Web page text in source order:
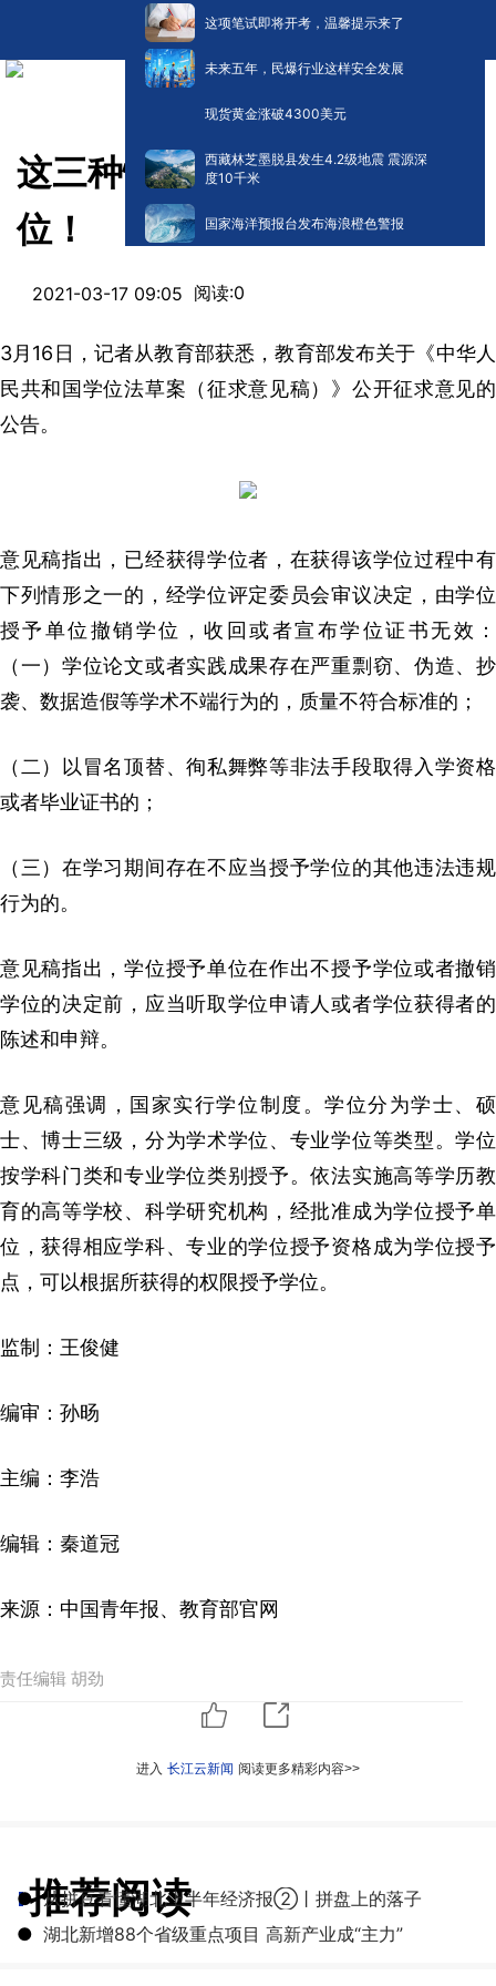
这项笔试即将开考，温馨提示来了
未来五年，民爆行业这样安全发展
现货黄金涨破4300美元
西藏林芝墨脱县发生4.2级地震 震源深
度10千米
国家海洋预报台发布海浪橙色警报
这三种情形，或将被撤销学
位！
2021-03-17 09:05 阅读:0
3月16日，记者从教育部获悉，教育部发布关于《中华人
民共和国学位法草案（征求意见稿）》公开征求意见的
公告。
意见稿指出，已经获得学位者，在获得该学位过程中有
下列情形之一的，经学位评定委员会审议决定，由学位
授予单位撤销学位，收回或者宣布学位证书无效：
（一）学位论文或者实践成果存在严重剽窃、伪造、抄
袭、数据造假等学术不端行为的，质量不符合标准的；
（二）以冒名顶替、徇私舞弊等非法手段取得入学资格
或者毕业证书的；
（三）在学习期间存在不应当授予学位的其他违法违规
行为的。
意见稿指出，学位授予单位在作出不授予学位或者撤销
学位的决定前，应当听取学位申请人或者学位获得者的
陈述和申辩。
意见稿强调，国家实行学位制度。学位分为学士、硕
士、博士三级，分为学术学位、专业学位等类型。学位
按学科门类和专业学位类别授予。依法实施高等学历教
育的高等学校、科学研究机构，经批准成为学位授予单
位，获得相应学科、专业的学位授予资格成为学位授予
点，可以根据所获得的权限授予学位。
监制：王俊健
编审：孙旸
主编：李浩
编辑：秦道冠
来源：中国青年报、教育部官网
责任编辑 胡劲
进入 长江云新闻 阅读更多精彩内容>>
推荐阅读
● 从拼豆看懂湖北上半年经济报②丨拼盘上的落子
● 湖北新增88个省级重点项目 高新产业成“主力”